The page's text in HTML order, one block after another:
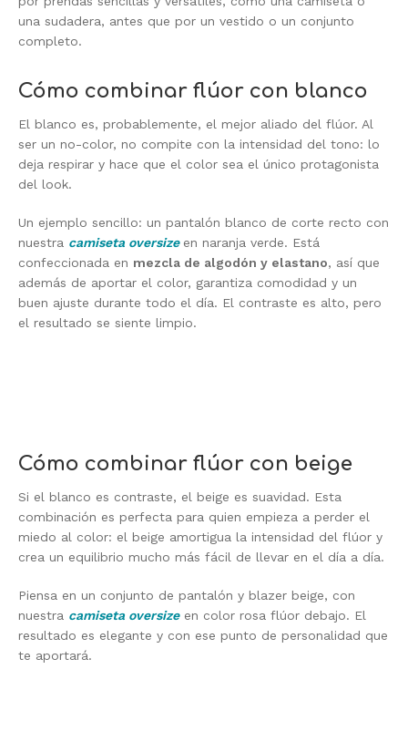
una sudadera, antes que por un vestido o un conjunto
completo.
Cómo combinar flúor con blanco
El blanco es, probablemente, el mejor aliado del flúor. Al
ser un no-color, no compite con la intensidad del tono: lo
deja respirar y hace que el color sea el único protagonista
del look.
Un ejemplo sencillo: un pantalón blanco de corte recto con
nuestra camiseta oversize en naranja verde. Está
confeccionada en mezcla de algodón y elastano, así que
además de aportar el color, garantiza comodidad y un
buen ajuste durante todo el día. El contraste es alto, pero
el resultado se siente limpio.
Cómo combinar flúor con beige
Si el blanco es contraste, el beige es suavidad. Esta
combinación es perfecta para quien empieza a perder el
miedo al color: el beige amortigua la intensidad del flúor y
crea un equilibrio mucho más fácil de llevar en el día a día.
Piensa en un conjunto de pantalón y blazer beige, con
nuestra camiseta oversizeen color rosa flúor debajo. El
resultado es elegante y con ese punto de personalidad que
te aportará.